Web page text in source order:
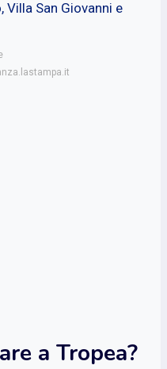
Villa San Giovanni e
a Tropea?